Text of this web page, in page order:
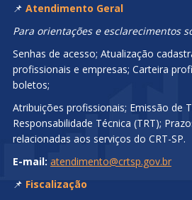
📌 Atendimento Geral
Para orientações e esclarecimentos
Senhas de acesso; Atualização
profissionais e empresas; Carteira
boletos;
Atribuições profissionais; Emissão de
Responsabilidade Técnica (TRT);
relacionadas aos serviços do CRT-SP.
E-mail: atendimento@crtsp.gov.br
📌 Fiscalização